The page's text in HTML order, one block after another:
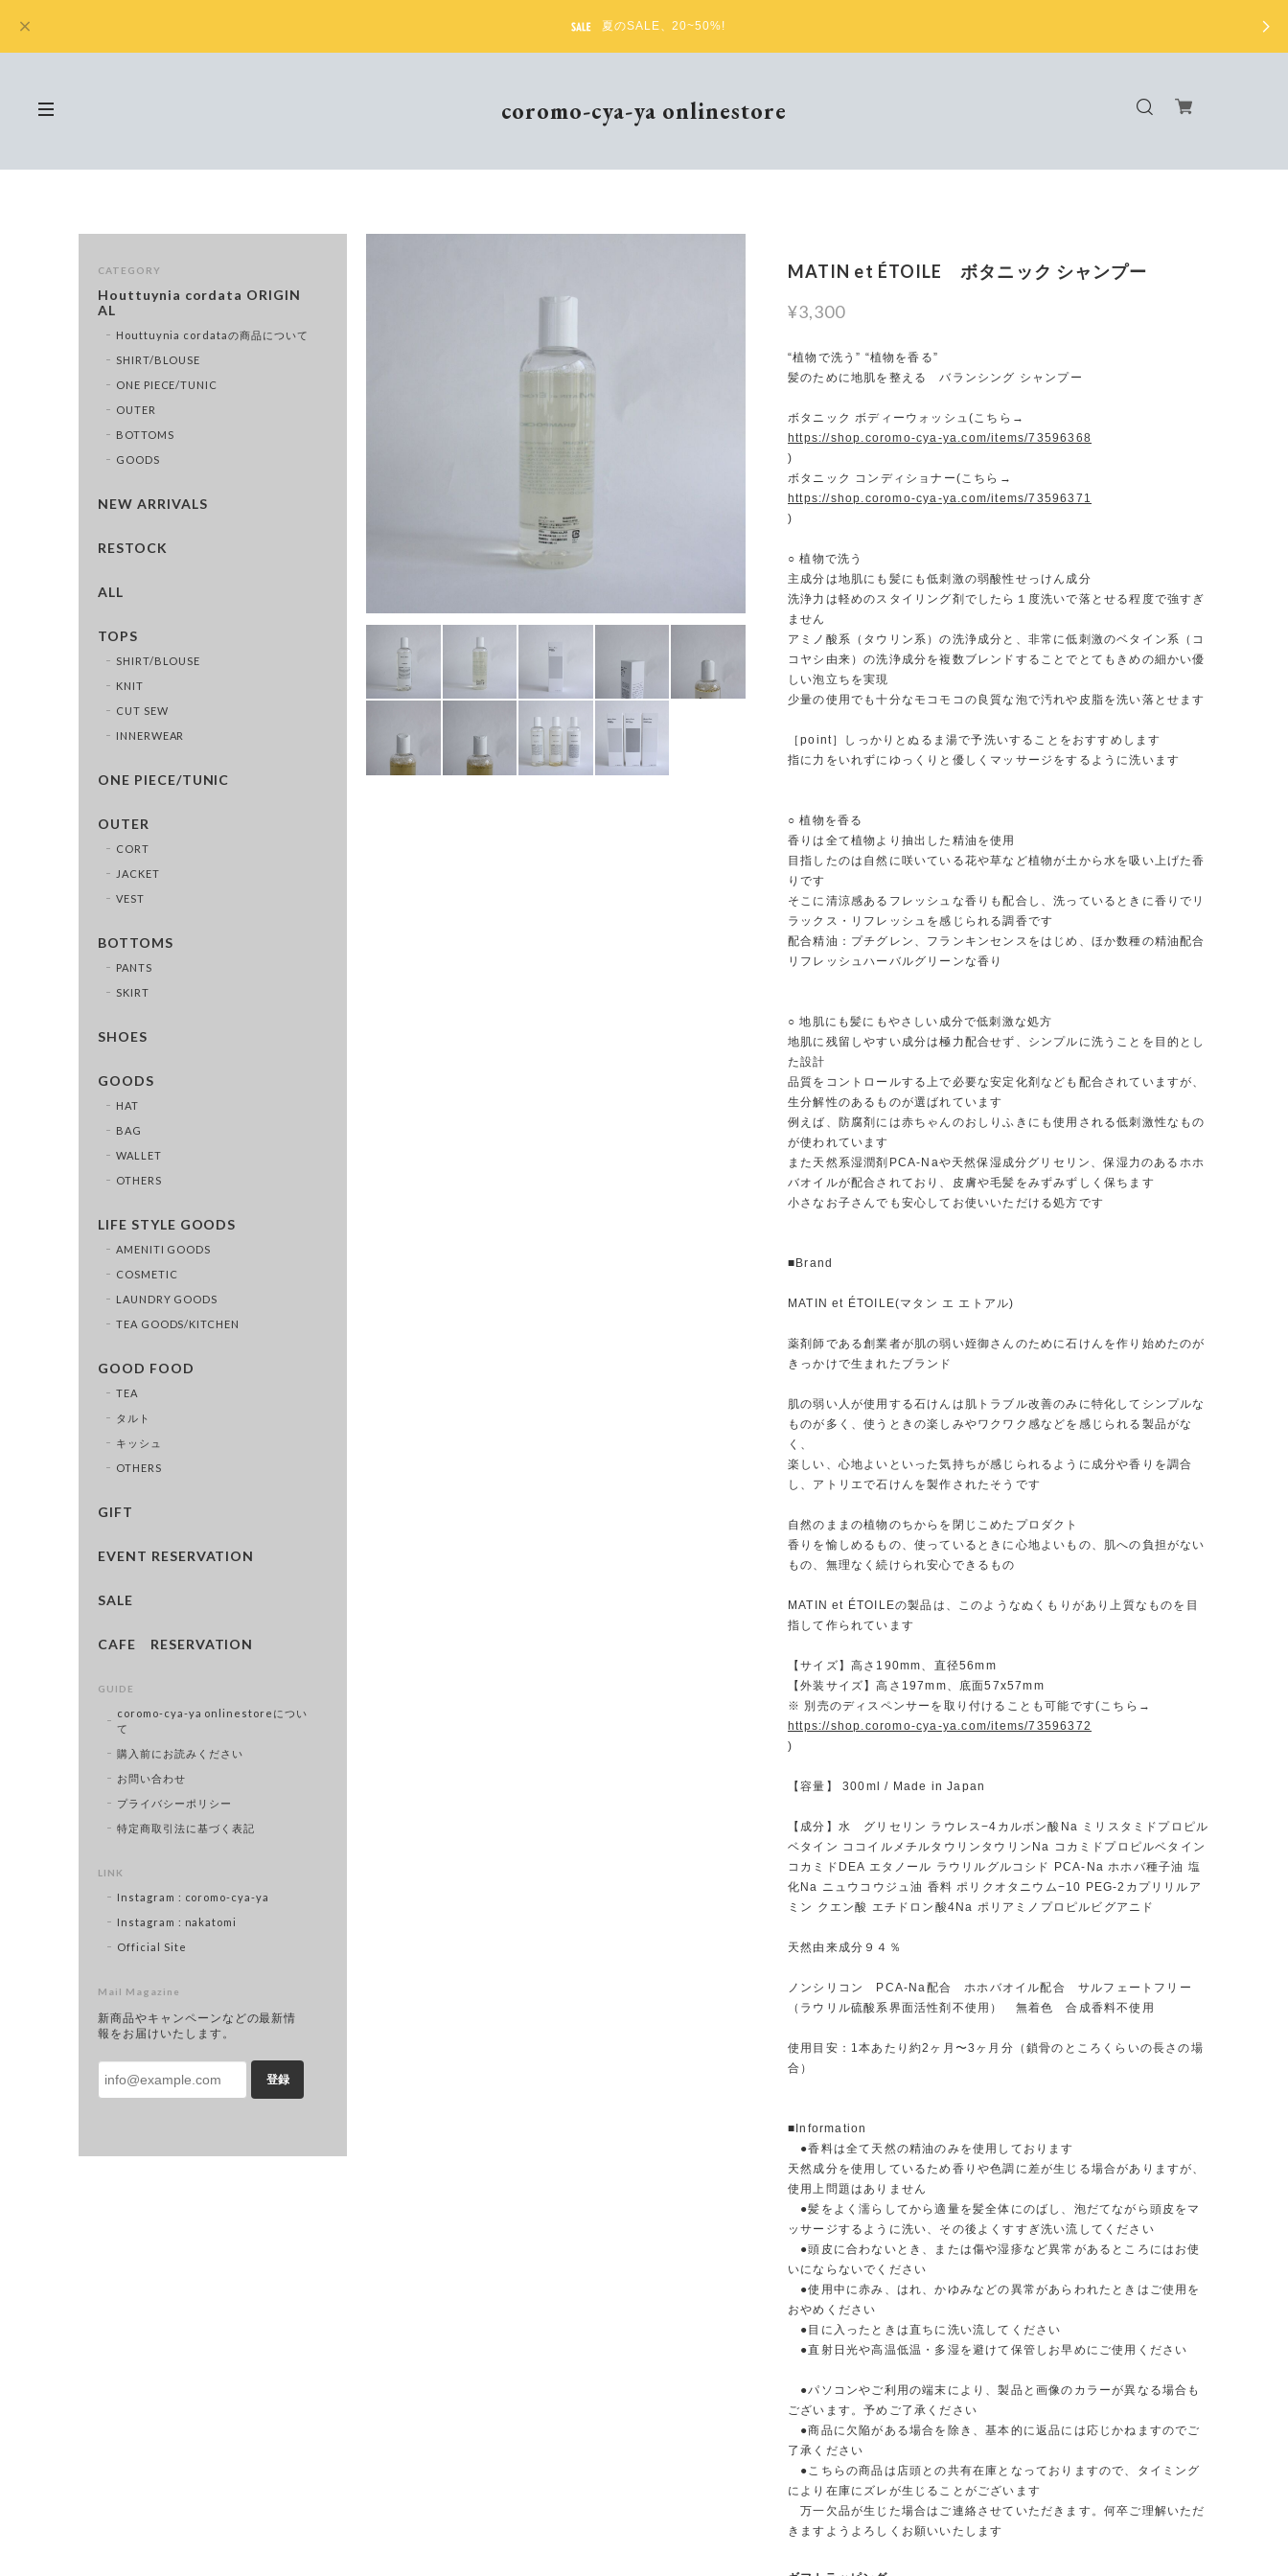
夏のSALE、20~50%!
coromo-cya-ya onlinestore
MATIN et ÉTOILE ボタニック シャンプー
¥3,300
“植物で洗う” “植物を香る”
髪のために地肌を整える バランシング シャンプー
ボタニック ボディーウォッシュ(こちら→
https://shop.coromo-cya-ya.com/items/73596368
)
ボタニック コンディショナー(こちら→
https://shop.coromo-cya-ya.com/items/73596371
)
○ 植物で洗う
主成分は地肌にも髪にも低刺激の弱酸性せっけん成分
洗浄力は軽めのスタイリング剤でしたら１度洗いで落とせる程度で強すぎ
ません
アミノ酸系（タウリン系）の洗浄成分と、非常に低刺激のベタイン系（コ
コヤシ由来）の洗浄成分を複数ブレンドすることでとてもきめの細かい優
しい泡立ちを実現
少量の使用でも十分なモコモコの良質な泡で汚れや皮脂を洗い落とせます
［point］しっかりとぬるま湯で予洗いすることをおすすめします
指に力をいれずにゆっくりと優しくマッサージをするように洗います
○ 植物を香る
香りは全て植物より抽出した精油を使用
目指したのは自然に咲いている花や草など植物が土から水を吸い上げた香
りです
そこに清涼感あるフレッシュな香りも配合し、洗っているときに香りでリ
ラックス・リフレッシュを感じられる調香です
配合精油：プチグレン、フランキンセンスをはじめ、ほか数種の精油配合
リフレッシュハーバルグリーンな香り
○ 地肌にも髪にもやさしい成分で低刺激な処方
地肌に残留しやすい成分は極力配合せず、シンプルに洗うことを目的とし
た設計
品質をコントロールする上で必要な安定化剤なども配合されていますが、
生分解性のあるものが選ばれています
例えば、防腐剤には赤ちゃんのおしりふきにも使用される低刺激性なもの
が使われています
また天然系湿潤剤PCA-Naや天然保湿成分グリセリン、保湿力のあるホホ
バオイルが配合されており、皮膚や毛髪をみずみずしく保ちます
小さなお子さんでも安心してお使いいただける処方です
■Brand
MATIN et ÉTOILE(マタン エ エトアル)
薬剤師である創業者が肌の弱い姪御さんのために石けんを作り始めたのが
きっかけで生まれたブランド
肌の弱い人が使用する石けんは肌トラブル改善のみに特化してシンプルな
ものが多く、使うときの楽しみやワクワク感などを感じられる製品がな
く、
楽しい、心地よいといった気持ちが感じられるように成分や香りを調合
し、アトリエで石けんを製作されたそうです
自然のままの植物のちからを閉じこめたプロダクト
香りを愉しめるもの、使っているときに心地よいもの、肌への負担がない
もの、無理なく続けられ安心できるもの
MATIN et ÉTOILEの製品は、このようなぬくもりがあり上質なものを目
指して作られています
【サイズ】高さ190mm、直径56mm
【外装サイズ】高さ197mm、底面57x57mm
※ 別売のディスペンサーを取り付けることも可能です(こちら→
https://shop.coromo-cya-ya.com/items/73596372
)
【容量】 300ml / Made in Japan
【成分】水 グリセリン ラウレス−4カルボン酸Na ミリスタミドプロピル
ベタイン ココイルメチルタウリンタウリンNa コカミドプロピルベタイン
コカミドDEA エタノール ラウリルグルコシド PCA-Na ホホバ種子油 塩
化Na ニュウコウジュ油 香料 ポリクオタニウム−10 PEG-2カプリリルア
ミン クエン酸 エチドロン酸4Na ポリアミノプロピルビグアニド
天然由来成分９４％
ノンシリコン PCA-Na配合 ホホバオイル配合 サルフェートフリー
（ラウリル硫酸系界面活性剤不使用） 無着色 合成香料不使用
使用目安：1本あたり約2ヶ月〜3ヶ月分（鎖骨のところくらいの長さの場
合）
■Information
●香料は全て天然の精油のみを使用しております
天然成分を使用しているため香りや色調に差が生じる場合がありますが、
使用上問題はありません
●髪をよく濡らしてから適量を髪全体にのばし、泡だてながら頭皮をマ
ッサージするように洗い、その後よくすすぎ洗い流してください
●頭皮に合わないとき、または傷や湿疹など異常があるところにはお使
いにならないでください
●使用中に赤み、はれ、かゆみなどの異常があらわれたときはご使用を
おやめください
●目に入ったときは直ちに洗い流してください
●直射日光や高温低温・多湿を避けて保管しお早めにご使用ください
●パソコンやご利用の端末により、製品と画像のカラーが異なる場合も
ございます。予めご了承ください
●商品に欠陥がある場合を除き、基本的に返品には応じかねますのでご
了承ください
●こちらの商品は店頭との共有在庫となっておりますので、タイミング
により在庫にズレが生じることがございます
万一欠品が生じた場合はご連絡させていただきます。何卒ご理解いただ
きますようよろしくお願いいたします
CATEGORY
Houttuynia cordata ORIGIN
AL
Houttuynia cordataの商品について
SHIRT/BLOUSE
ONE PIECE/TUNIC
OUTER
BOTTOMS
GOODS
NEW ARRIVALS
RESTOCK
ALL
TOPS
SHIRT/BLOUSE
KNIT
CUT SEW
INNERWEAR
ONE PIECE/TUNIC
OUTER
CORT
JACKET
VEST
BOTTOMS
PANTS
SKIRT
SHOES
GOODS
HAT
BAG
WALLET
OTHERS
LIFE STYLE GOODS
AMENITI GOODS
COSMETIC
LAUNDRY GOODS
TEA GOODS/KITCHEN
GOOD FOOD
TEA
タルト
キッシュ
OTHERS
GIFT
EVENT RESERVATION
SALE
CAFE RESERVATION
GUIDE
coromo-cya-ya onlinestoreについ
て
購入前にお読みください
お問い合わせ
プライバシーポリシー
特定商取引法に基づく表記
LINK
Instagram : coromo-cya-ya
Instagram : nakatomi
Official Site
Mail Magazine
新商品やキャンペーンなどの最新情
報をお届けいたします。
登録